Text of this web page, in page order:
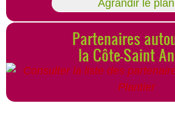
Agrandir le plan
Partenaires
la Côte-Saint